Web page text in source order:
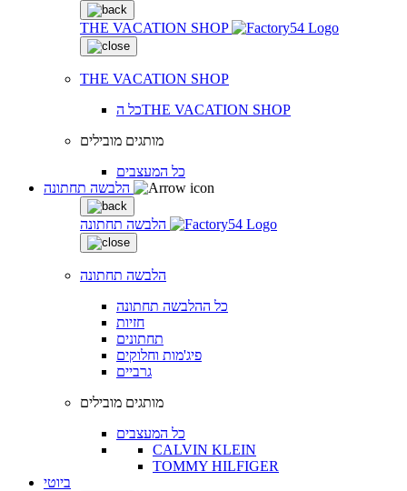
THE VACATION SHOP
THE VACATION SHOP
כל הTHE VACATION SHOP
מותגים מובילים
כל המעצבים
הלבשה תחתונה
הלבשה תחתונה
כל ההלבשה תחתונה
חזיות
תחתונים
פיג'מות וחלוקים
גרביים
מותגים מובילים
כל המעצבים
CALVIN KLEIN
TOMMY HILFIGER
ביוטי